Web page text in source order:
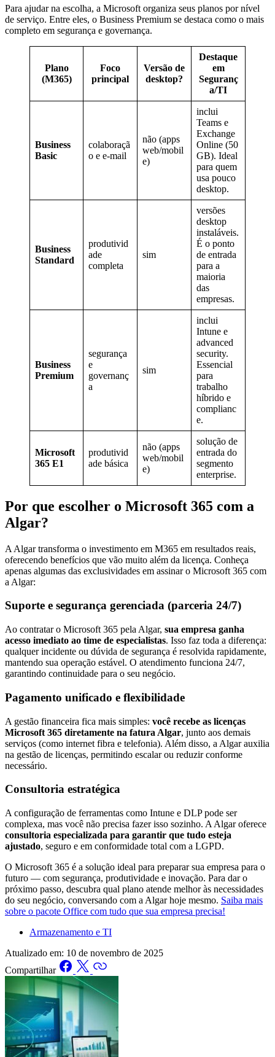
Para ajudar na escolha, a Microsoft organiza seus planos por nível
de serviço. Entre eles, o Business Premium se destaca como o mais
completo em segurança e governança.
Plano
(M365)
Foco
principal
Versão de
desktop?
Destaque
em
Seguranç
a/TI
Business
Basic
colaboraçã
o e e-mail
não (apps
web/mobil
e)
inclui
Teams e
Exchange
Online (50
GB). Ideal
para quem
usa pouco
desktop.
Business
Standard
produtivid
ade
completa
sim
versões
desktop
instaláveis.
É o ponto
de entrada
para a
maioria
das
empresas.
Business
Premium
segurança
e
governanç
a
sim
inclui
Intune e
advanced
security.
Essencial
para
trabalho
híbrido e
complianc
e.
Microsoft
365 E1
produtivid
ade básica
não (apps
web/mobil
e)
solução de
entrada do
segmento
enterprise.
Por que escolher o Microsoft 365 com a
Algar?
A Algar transforma o investimento em M365 em resultados reais,
oferecendo benefícios que vão muito além da licença. Conheça
apenas algumas das exclusividades em assinar o Microsoft 365 com
a Algar:
Suporte e segurança gerenciada (parceria 24/7)
Ao contratar o Microsoft 365 pela Algar, sua empresa ganha
acesso imediato ao time de especialistas. Isso faz toda a diferença:
qualquer incidente ou dúvida de segurança é resolvida rapidamente,
mantendo sua operação estável. O atendimento funciona 24/7,
garantindo continuidade para o seu negócio.
Pagamento unificado e flexibilidade
A gestão financeira fica mais simples: você recebe as licenças
Microsoft 365 diretamente na fatura Algar, junto aos demais
serviços (como internet fibra e telefonia). Além disso, a Algar auxilia
na gestão de licenças, permitindo escalar ou reduzir conforme
necessário.
Consultoria estratégica
A configuração de ferramentas como Intune e DLP pode ser
complexa, mas você não precisa fazer isso sozinho. A Algar oferece
consultoria especializada para garantir que tudo esteja
ajustado, seguro e em conformidade total com a LGPD.
O Microsoft 365 é a solução ideal para preparar sua empresa para o
futuro — com segurança, produtividade e inovação. Para dar o
próximo passo, descubra qual plano atende melhor às necessidades
do seu negócio, conversando com a Algar hoje mesmo. Saiba mais
sobre o pacote Office com tudo que sua empresa precisa!
Armazenamento e TI
Atualizado em: 10 de novembro de 2025
Compartilhar